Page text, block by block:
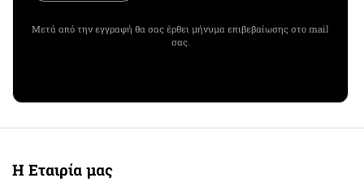
Μετά από την εγγραφή θα σας έρθει μήνυμα επιβεβαίωσης στο mail
σας.
Η Εταιρία μας